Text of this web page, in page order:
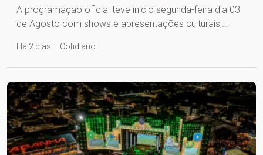
A programação oficial teve início segunda-feira dia 03
de Agosto com shows e apresentações culturais,…
Há 2 dias – Cotidiano